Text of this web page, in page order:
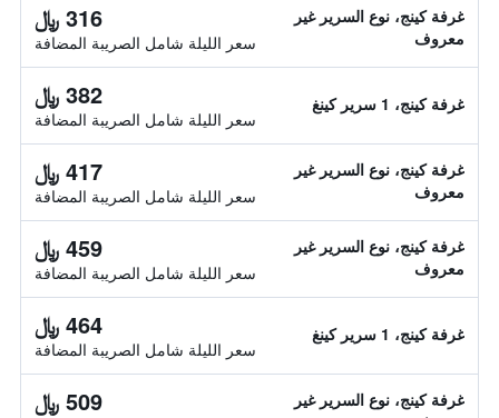
غرفة كينج، نوع السرير غير
معروف
316 ﷼
سعر الليلة شامل الصريبة المضافة
غرفة كينج، 1 سرير كينغ 382 ﷼
سعر الليلة شامل الصريبة المضافة
غرفة كينج، نوع السرير غير
معروف
417 ﷼
سعر الليلة شامل الصريبة المضافة
غرفة كينج، نوع السرير غير
معروف
459 ﷼
سعر الليلة شامل الصريبة المضافة
غرفة كينج، 1 سرير كينغ 464 ﷼
سعر الليلة شامل الصريبة المضافة
غرفة كينج، نوع السرير غير
509 ﷼